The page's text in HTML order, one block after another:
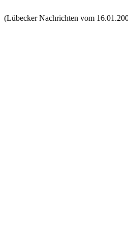
(Lübecker Nachrichten vom